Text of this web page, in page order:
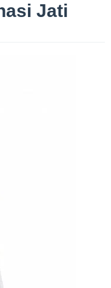
Jati